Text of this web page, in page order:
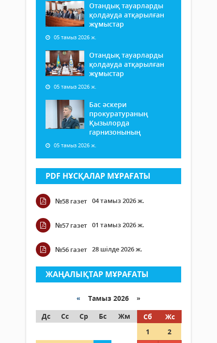
Отандық тауарларды
қолдауда атқарылған
жұмыстар
05 тамыз 2026 ж.
Отандық тауарларды
қолдауда атқарылған
жұмыстар
05 тамыз 2026 ж.
Бас әскери
прокуратураның
Қызылорда
гарнизонының
05 тамыз 2026 ж.
PDF НҰСҚАЛАР МҰРАҒАТЫ
№58 газет 04 тамыз 2026 ж.
№57 газет 01 тамыз 2026 ж.
№56 газет 28 шілде 2026 ж.
ЖАҢАЛЫҚТАР МҰРАҒАТЫ
« Тамыз 2026 »
Дс
Сс Ср Бс Жм Сб
Жс
1
2